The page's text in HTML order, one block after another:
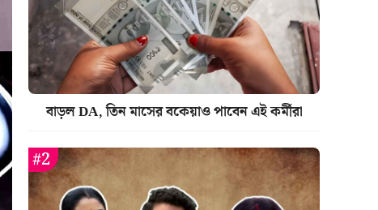
বাড়ল DA, তিন মাসের বকেয়াও পাবেন এই কর্মীরা